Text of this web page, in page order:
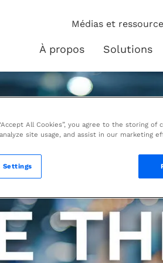
Médias et
À propos Solutions
All Cookies”, you agree to the storing
site usage, and assist in our marketing
Settings